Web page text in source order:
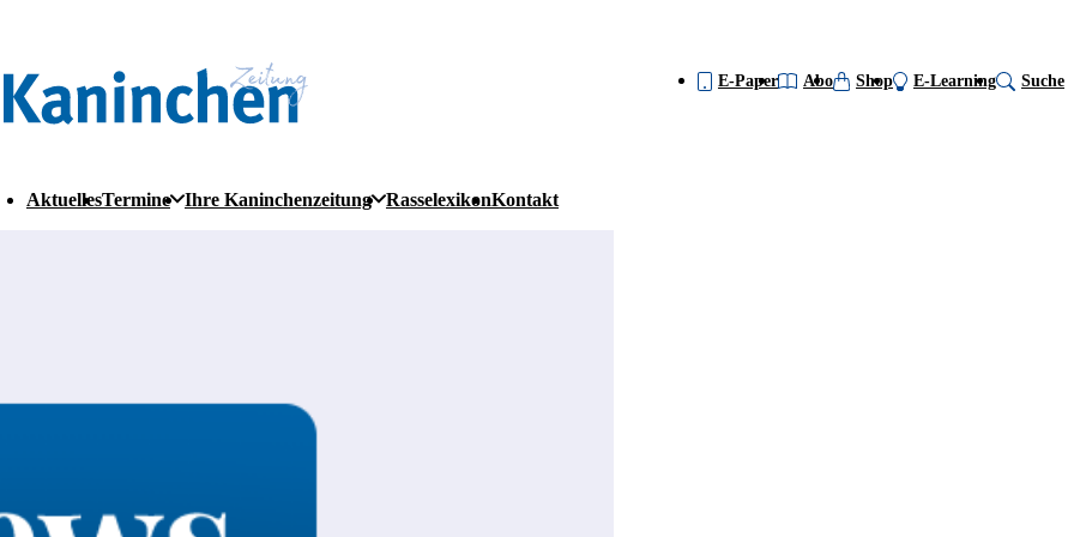
AktuellesTermine Ihre Kaninchenzeitung RasselexikonKontakt
E-Paper Abo Shop E-Learning Suche